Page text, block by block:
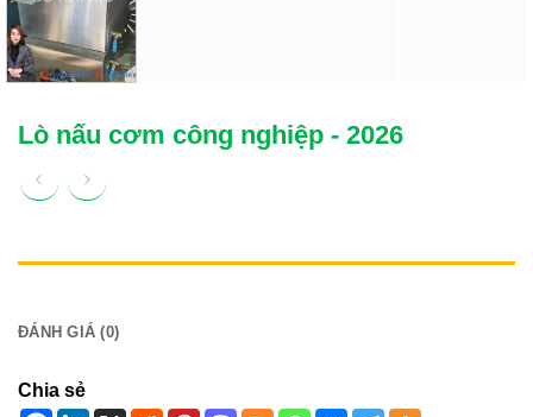
Lò nấu cơm công nghiệp - 2026
ĐÁNH GIÁ (0)
Chia sẻ